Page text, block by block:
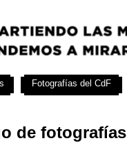
de fotografías
Fotografías del CdF